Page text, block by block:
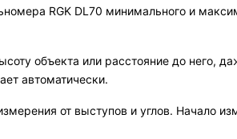
RGK DL70 минимального и
объекта или расстояние до него,
автоматически.
от выступов и углов. Начало